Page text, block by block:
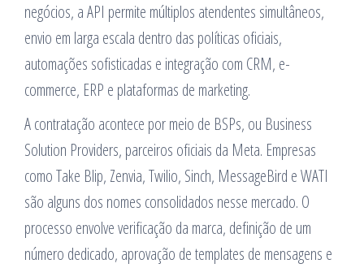
negócios, a API permite múltiplos atendentes simultâneos,
envio em larga escala dentro das políticas oficiais,
automações sofisticadas e integração com CRM, e-
commerce, ERP e plataformas de marketing.
A contratação acontece por meio de BSPs, ou Business
Solution Providers, parceiros oficiais da Meta. Empresas
como Take Blip, Zenvia, Twilio, Sinch, MessageBird e WATI
são alguns dos nomes consolidados nesse mercado. O
processo envolve verificação da marca, definição de um
número dedicado, aprovação de templates de mensagens e